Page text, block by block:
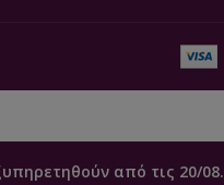
από τις 20/08.